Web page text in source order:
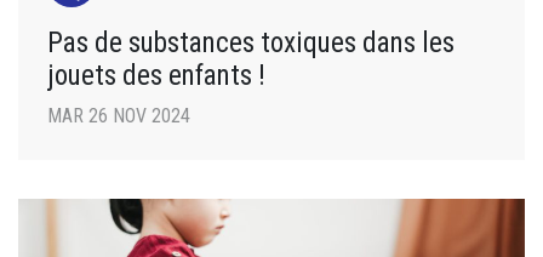
Pas de substances toxiques dans les
jouets des enfants !
MAR 26 NOV 2024